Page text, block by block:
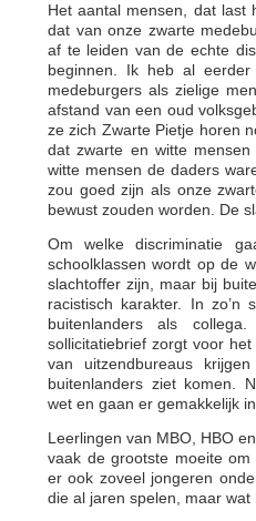
Het aantal mensen, dat last
dat van onze zwarte
af te leiden van de echte
beginnen. Ik heb al
medeburgers als zielige
afstand van een oud
ze zich Zwarte Pietje horen
dat zwarte en witte
witte mensen de daders
zou goed zijn als onze
bewust zouden worden. De
Om welke discriminatie
schoolklassen wordt op de
slachtoffer zijn, maar bij
racistisch karakter. In
buitenlanders als
sollicitatiebrief zorgt voor
van uitzendbureaus
buitenlanders ziet komen.
wet en gaan er gemakkelijk
Leerlingen van MBO, HBO
vaak de grootste moeite
er ook zoveel jongeren
die al jaren spelen, maar